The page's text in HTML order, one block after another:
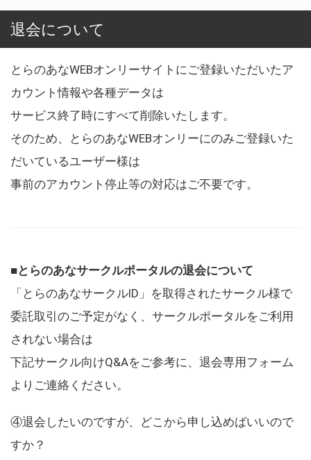
退会について
とらのあなWEBオンリーサイトにご登録いただいたア
カウント情報や各種データは
サービス終了時にすべて削除いたします。
そのため、とらのあなWEBオンリーにのみご登録いた
だいているユーザー様は
事前のアカウント停止等の対応はご不要です。
■とらのあなサークルポータルの退会について
「とらのあなサークルID」を取得されたサークル様で
委託取引のご予定がなく、サークルポータルをご利用
されない場合は
下記サークル向けQ&Aをご参考に、退会専用フォーム
よりご連絡ください。
④退会したいのですが、どこから申し込めばいいので
すか？